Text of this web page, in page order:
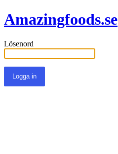
Amazingfoods.se
Lösenord